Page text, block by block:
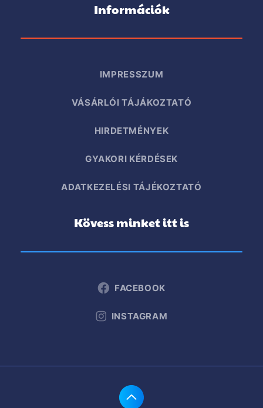
Információk
IMPRESSZUM
VÁSÁRLÓI TÁJÁKOZTATÓ
HIRDETMÉNYEK
GYAKORI KÉRDÉSEK
ADATKEZELÉSI TÁJÉKOZTATÓ
Kövess minket itt is
FACEBOOK
INSTAGRAM